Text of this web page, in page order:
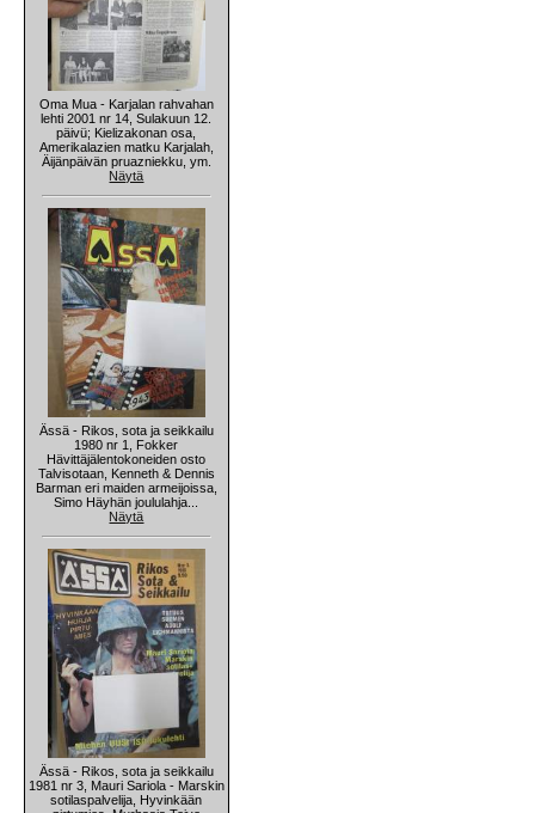
Oma Mua - Karjalan rahvahan
lehti 2001 nr 14, Sulakuun 12.
päivü; Kielizakonan osa,
Amerikalazien matku Karjalah,
Äijänpäivän pruazniekku, ym.
Näytä
Ässä - Rikos, sota ja seikkailu
1980 nr 1, Fokker
Hävittäjälentokoneiden osto
Talvisotaan, Kenneth & Dennis
Barman eri maiden armeijoissa,
Simo Häyhän joululahja...
Näytä
Ässä - Rikos, sota ja seikkailu
1981 nr 3, Mauri Sariola - Marskin
sotilaspalvelija, Hyvinkään